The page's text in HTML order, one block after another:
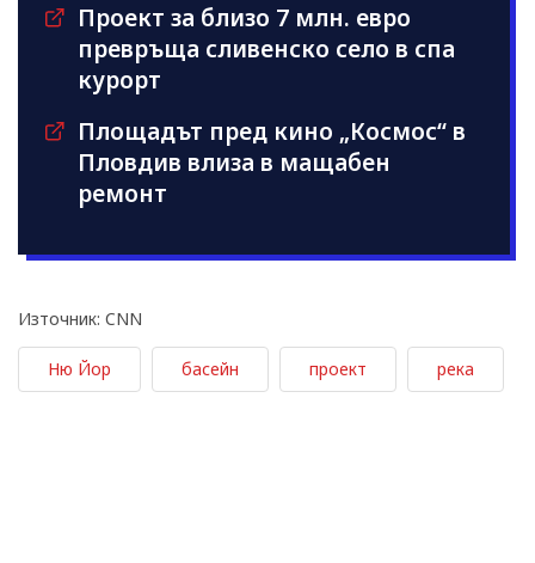
Проект за близо 7 млн. евро
превръща сливенско село в спа
курорт
Площадът пред кино „Космос“ в
Пловдив влиза в мащабен
ремонт
Източник: CNN
Ню Йор басейн проект река